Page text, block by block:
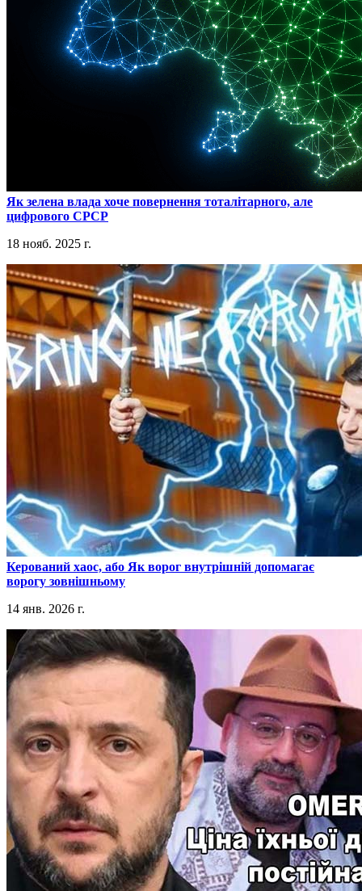
​Як зелена влада хоче повернення тоталітарного, але
цифрового СРСР
18 нояб. 2025 г.
​Керований хаос, або Як ворог внутрішній допомагає
ворогу зовнішньому
14 янв. 2026 г.